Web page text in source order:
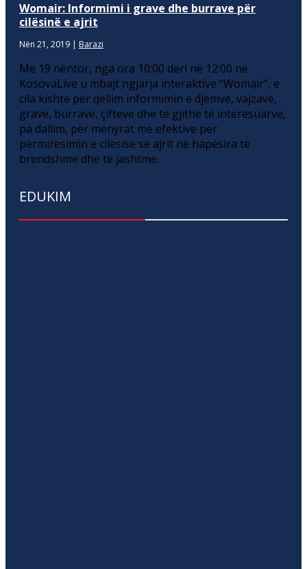
Womair: Informimi i grave dhe burrave për
cilësinë e ajrit
Nën 21, 2019 | Barazi
Më 19 nëntor, nga ora 10:00 deri në 12:00 në
KosovaLive u mbajt ngjarja interaktive “Womair”, e
cila kishte për qëllim informimin e djemve, vajzave,
grave, burrave, çifteve dhe të gjithë të interesuarve,
pa dallim, për mënyrat më efektive për
përmirësimin e cilësisë së ajrit në hapësira të
brendshme dhe të jashtme.
EDUKIM